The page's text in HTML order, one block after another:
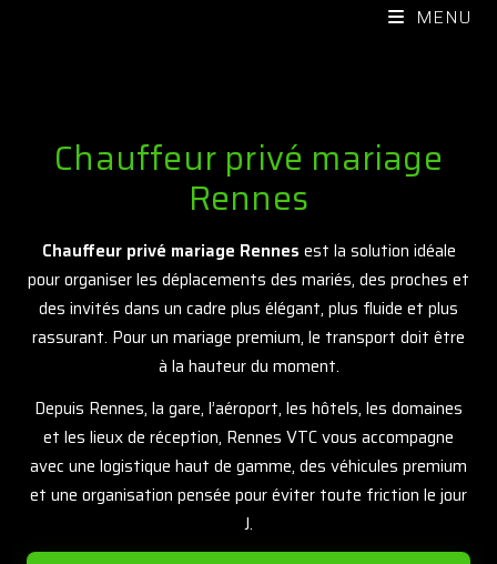
MENU
Chauffeur privé mariage
Rennes
Chauffeur privé mariage Rennes est la solution idéale
pour organiser les déplacements des mariés, des proches et
des invités dans un cadre plus élégant, plus fluide et plus
rassurant. Pour un mariage premium, le transport doit être
à la hauteur du moment.
Depuis Rennes, la gare, l’aéroport, les hôtels, les domaines
et les lieux de réception, Rennes VTC vous accompagne
avec une logistique haut de gamme, des véhicules premium
et une organisation pensée pour éviter toute friction le jour
J.